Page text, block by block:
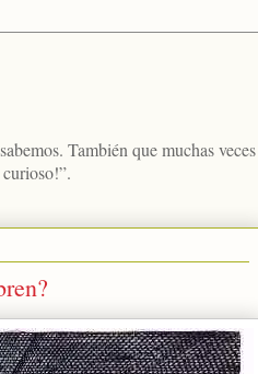
También que muchas